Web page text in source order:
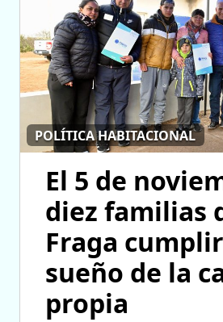
POLÍTICA HABITACIONAL
El 5 de
diez familias
Fraga
sueño de la
propia